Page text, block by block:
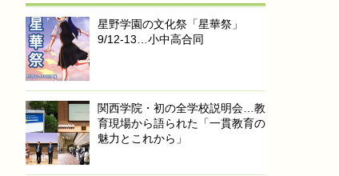
星野学園の文化祭「星華祭」
9/12-13…小中高合同
関西学院・初の全学校説明会…教
育現場から語られた「一貫教育の
魅力とこれから」